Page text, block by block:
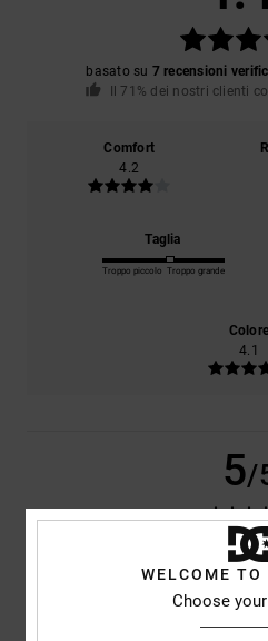
basato su 7 recensioni
Il 71% dei nostri clienti
Comfort
4.2
Taglia
Troppo piccolo Troppo grande
Colore
4.1
5/
1. maggio 2026
Ottimo rapporto qualità-prezzo
WELCOME TO
Choose